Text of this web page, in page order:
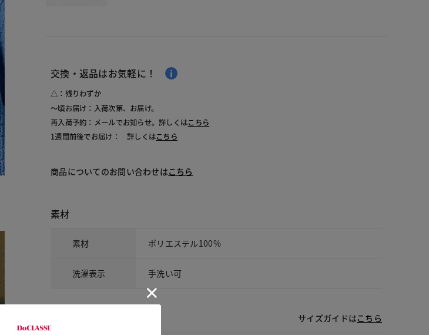
交換・返品はお気軽に！
△：残りわずか
～頃お届け：入荷次第、お届け。
再入荷予約：メールでお知らせ。詳しくはこちら
1週間前後でお届け： 詳しくはこちら
商品についてのお問い合わせはこちら
素材
素材 ポリエステル100%
洗濯表示 手洗い可
サイズガイドはこちら